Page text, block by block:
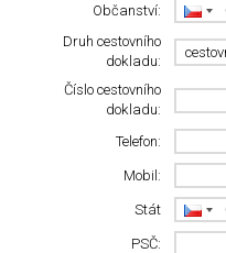
Občanství:
Druh cestovního
dokladu:
Číslo cestovního
dokladu:
Telefon:
Mobil:
Stát
PSČ: